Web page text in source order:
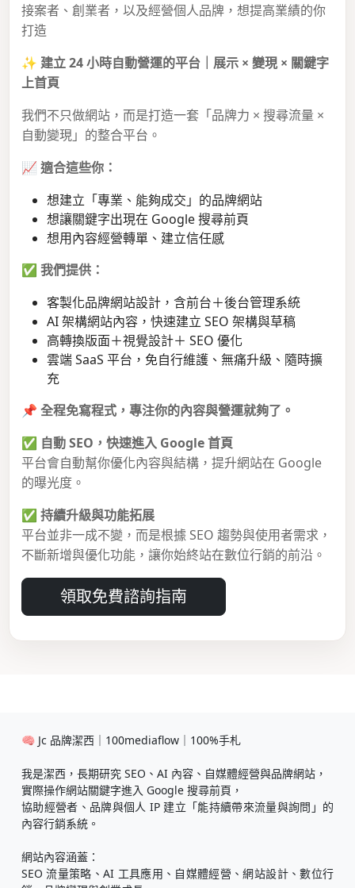
接案者、創業者，以及經營個人品牌，想提高業績的你
打造
✨ 建立 24 小時自動營運的平台｜展示 × 變現 × 關鍵字
上首頁
我們不只做網站，而是打造一套「品牌力 × 搜尋流量 ×
自動變現」的整合平台。
📈 適合這些你：
想建立「專業、能夠成交」的品牌網站
想讓關鍵字出現在 Google 搜尋前頁
想用內容經營轉單、建立信任感
✅ 我們提供：
客製化品牌網站設計，含前台＋後台管理系統
AI 架構網站內容，快速建立 SEO 架構與草稿
高轉換版面＋視覺設計＋ SEO 優化
雲端 SaaS 平台，免自行維護、無痛升級、隨時擴
充
📌 全程免寫程式，專注你的內容與營運就夠了。
✅ 自動 SEO，快速進入 Google 首頁
平台會自動幫你優化內容與結構，提升網站在 Google
的曝光度。
✅ 持續升級與功能拓展
平台並非一成不變，而是根據 SEO 趨勢與使用者需求，
不斷新增與優化功能，讓你始終站在數位行銷的前沿。
領取免費諮詢指南
🧠 Jc 品牌潔西｜100mediaflow｜100%手札
我是潔西，長期研究 SEO、AI 內容、自媒體經營與品牌網站，
實際操作網站關鍵字進入 Google 搜尋前頁，
協助經營者、品牌與個人 IP 建立「能持續帶來流量與詢問」的
內容行銷系統。
網站內容涵蓋：
SEO 流量策略、AI 工具應用、自媒體經營、網站設計、數位行